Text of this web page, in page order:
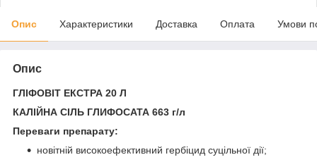
Опис Характеристики Доставка Оплата Умови
Опис
ГЛІФОВІТ ЕКСТРА 20 Л
КАЛІЙНА СІЛЬ ГЛИФОСАТА 663 г/л
Переваги препарату:
новітній високоефективний гербіцид суцільної дії;